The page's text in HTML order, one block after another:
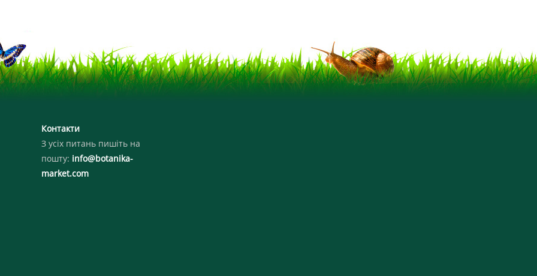
Контакти
З усіх питань пишіть на
пошту: info@botanika-
market.com